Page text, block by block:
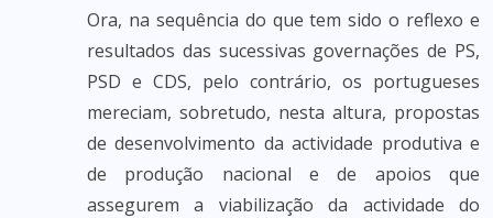
Ora, na sequência do que tem sido o reflexo e
resultados das sucessivas governações de PS,
PSD e CDS, pelo contrário, os portugueses
mereciam, sobretudo, nesta altura, propostas
de desenvolvimento da actividade produtiva e
de produção nacional e de apoios que
assegurem a viabilização da actividade do